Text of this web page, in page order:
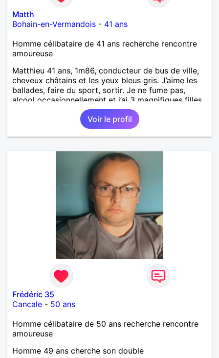
Matth
Bohain-en-Vermandois - 41 ans
Homme célibataire de 41 ans recherche rencontre
amoureuse
Matthieu 41 ans, 1m86, conducteur de bus de ville,
cheveux châtains et les yeux bleus gris. J’aime les
ballades, faire du sport, sortir. Je ne fume pas,
alcool occasionnellement et j’ai 3 magnifiques filles
Voir le profil
Frédéric 35
Cancale - 50 ans
Homme célibataire de 50 ans recherche rencontre
amoureuse
Homme 49 ans cherche son double